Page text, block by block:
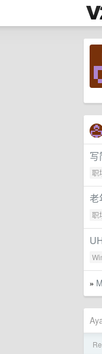
写
职
老
职
»